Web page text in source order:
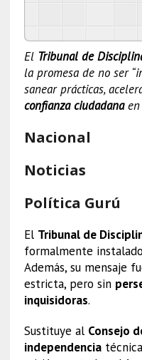
El Tribunal de
la promesa de no ser
sanear prácticas,
confianza ciudadanaen
Nacional
Noticias
Política Gurú
El Tribunal de
formalmente
Además, su mensaje
estricta, pero sin
inquisidoras.
Sustituye al Consejo
independenciatécnica